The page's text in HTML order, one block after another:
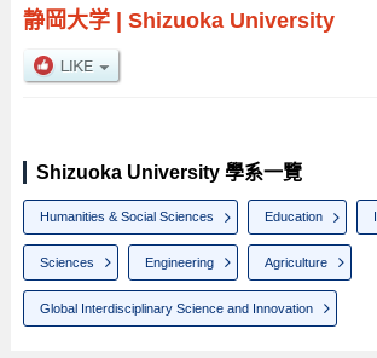
静岡大学| Shizuoka University
Shizuoka University 學系一覽
Humanities & Social Sciences Education
Sciences Engineering Agriculture
Global Interdisciplinary Science and Innovation